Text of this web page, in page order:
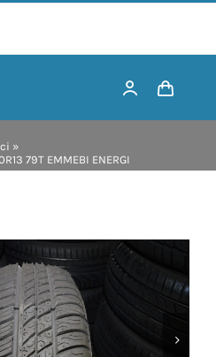
»
79T EMMEBI ENERGI
